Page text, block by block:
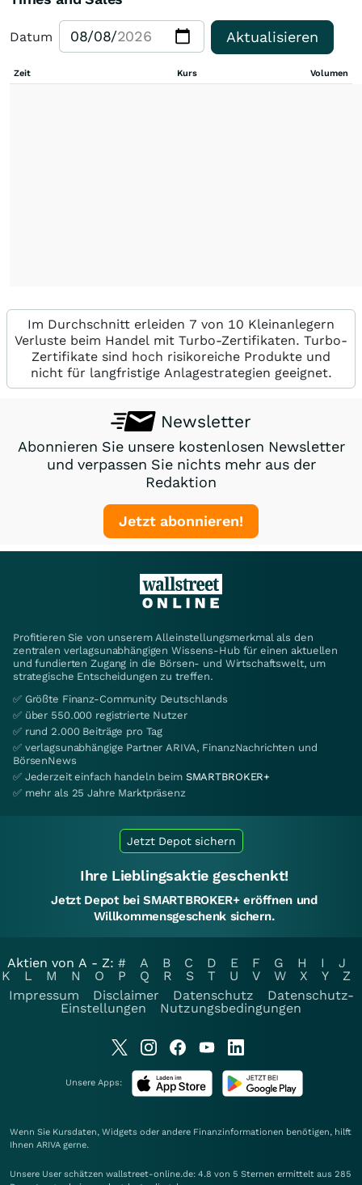
Datum Aktualisieren
Zeit Kurs Volumen
Im Durchschnitt erleiden 7 von 10 Kleinanlegern
Verluste beim Handel mit Turbo-Zertifikaten. Turbo-
Zertifikate sind hoch risikoreiche Produkte und
nicht für langfristige Anlagestrategien geeignet.
Newsletter
Abonnieren Sie unsere kostenlosen Newsletter
und verpassen Sie nichts mehr aus der
Redaktion
Jetzt abonnieren!
Profitieren Sie von unserem Alleinstellungsmerkmal als den
zentralen verlagsunabhängigen Wissens-Hub für einen aktuellen
und fundierten Zugang in die Börsen- und Wirtschaftswelt, um
strategische Entscheidungen zu treffen.
✅ Größte Finanz-Community Deutschlands
✅ über 550.000 registrierte Nutzer
✅ rund 2.000 Beiträge pro Tag
✅ verlagsunabhängige Partner ARIVA, FinanzNachrichten und
BörsenNews
✅ Jederzeit einfach handeln beim SMARTBROKER+
✅ mehr als 25 Jahre Marktpräsenz
Jetzt Depot sichern
Ihre Lieblingsaktie geschenkt!
Jetzt Depot bei SMARTBROKER+ eröffnen und
Willkommensgeschenk sichern.
Aktien von A - Z: # A B C D E F G H I
J
K
L M N O P Q R S T U V W X Y
Z
Impressum
Disclaimer Datenschutz
Datenschutz-
Einstellungen
Nutzungsbedingungen
Unsere Apps:
Wenn Sie Kursdaten, Widgets oder andere Finanzinformationen benötigen, hilft
Ihnen ARIVA gerne.
Unsere User schätzen wallstreet-online.de: 4.8 von 5 Sternen ermittelt aus 285